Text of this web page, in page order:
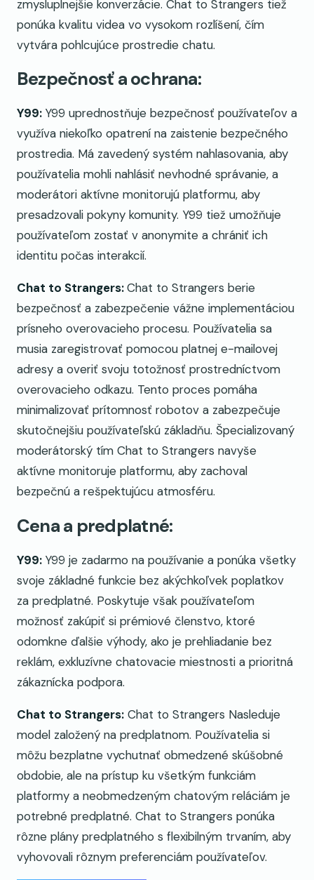
zmysluplnejšie konverzácie. Chat to Strangers tiež
ponúka kvalitu videa vo vysokom rozlíšení, čím
vytvára pohlcujúce prostredie chatu.
Bezpečnosť a ochrana:
Y99: Y99 uprednostňuje bezpečnosť používateľov a
využíva niekoľko opatrení na zaistenie bezpečného
prostredia. Má zavedený systém nahlasovania, aby
používatelia mohli nahlásiť nevhodné správanie, a
moderátori aktívne monitorujú platformu, aby
presadzovali pokyny komunity. Y99 tiež umožňuje
používateľom zostať v anonymite a chrániť ich
identitu počas interakcií.
Chat to Strangers:Chat to Strangers berie
bezpečnosť a zabezpečenie vážne implementáciou
prísneho overovacieho procesu. Používatelia sa
musia zaregistrovať pomocou platnej e-mailovej
adresy a overiť svoju totožnosť prostredníctvom
overovacieho odkazu. Tento proces pomáha
minimalizovať prítomnosť robotov a zabezpečuje
skutočnejšiu používateľskú základňu. Špecializovaný
moderátorský tím Chat to Strangers navyše
aktívne monitoruje platformu, aby zachoval
bezpečnú a rešpektujúcu atmosféru.
Cena a predplatné:
Y99: Y99 je zadarmo na používanie a ponúka všetky
svoje základné funkcie bez akýchkoľvek poplatkov
za predplatné. Poskytuje však používateľom
možnosť zakúpiť si prémiové členstvo, ktoré
odomkne ďalšie výhody, ako je prehliadanie bez
reklám, exkluzívne chatovacie miestnosti a prioritná
zákaznícka podpora.
Chat to Strangers: Chat to Strangers Nasleduje
model založený na predplatnom. Používatelia si
môžu bezplatne vychutnať obmedzené skúšobné
obdobie, ale na prístup ku všetkým funkciám
platformy a neobmedzeným chatovým reláciám je
potrebné predplatné. Chat to Strangers ponúka
rôzne plány predplatného s flexibilným trvaním, aby
vyhovovali rôznym preferenciám používateľov.